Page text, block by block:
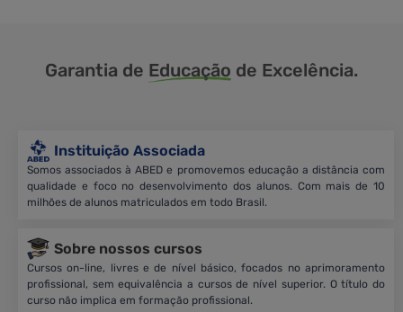
Garantia de Educação de Excelência.
Instituição Associada
Somos associados à ABED e promovemos educação a distância com
qualidade e foco no desenvolvimento dos alunos. Com mais de 10
milhões de alunos matriculados em todo Brasil.
Sobre nossos cursos
Cursos on-line, livres e de nível básico, focados no aprimoramento
profissional, sem equivalência a cursos de nível superior. O título do
curso não implica em formação profissional.